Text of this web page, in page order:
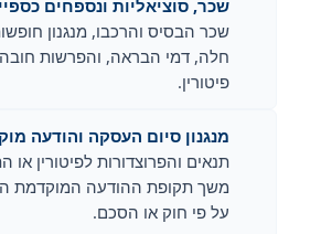
שכר, סוציאליות ונספחים
שכר הבסיס והרכבו, מנגנון
חלה, דמי הבראה, והפרשות חובה
פיטורין.
מנגנון סיום העסקה והודעה
תנאים והפרוצדורות לפיטורין
משך תקופת ההודעה המוקדמת
על פי חוק או הסכם.